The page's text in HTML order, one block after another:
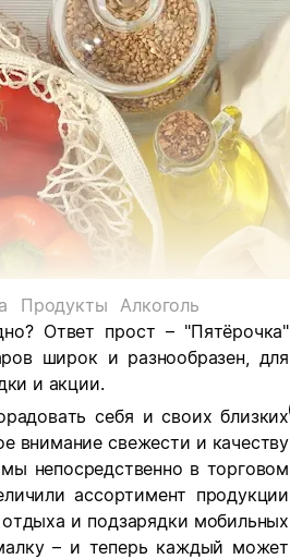
Продукты
Алкоголь
Ответ прост – "Пятёрочка"
широк и разнообразен, для
и акции.
себя и своих близких
внимание свежести и качеству
непосредственно в торговом
ассортимент продукции
и подзарядки мобильных
– и теперь каждый может